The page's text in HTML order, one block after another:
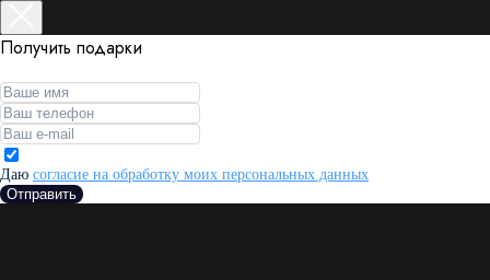
Получить подарки
Даю согласие на обработку моих персональных данных
Отправить